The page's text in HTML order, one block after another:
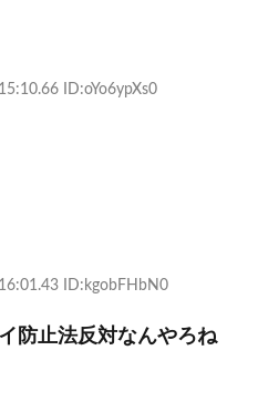
ID:oYo6ypXs0
ID:kgobFHbN0
防止法反対なんやろね